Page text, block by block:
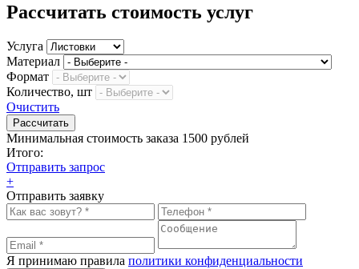
Рассчитать стоимость услуг
Услуга
Материал
Формат
Количество, шт
Очистить
Минимальная стоимость заказа 1500 рублей
Итого:
Отправить запрос
+
Отправить заявку
Я принимаю правила политики конфиденциальности